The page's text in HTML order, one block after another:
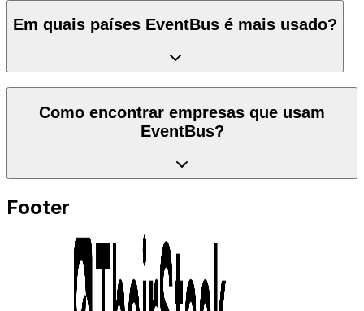
Em quais países EventBus é mais usado?
Como encontrar empresas que usam
EventBus?
Footer